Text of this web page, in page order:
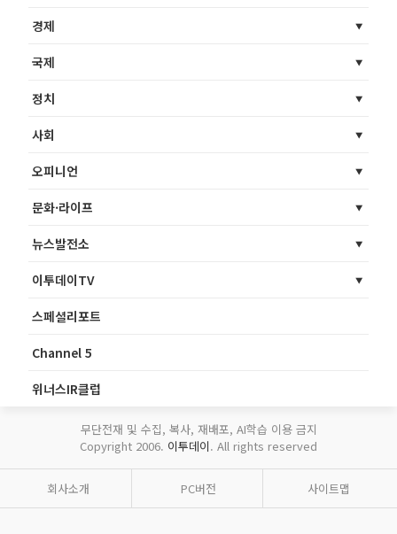
경제
국제
정치
사회
오피니언
문화·라이프
뉴스발전소
이투데이TV
스페셜리포트
Channel 5
위너스IR클럽
무단전재 및 수집, 복사, 재배포, AI학습 이용 금지
Copyright 2006. 이투데이. All rights reserved
회사소개 PC버전 사이트맵